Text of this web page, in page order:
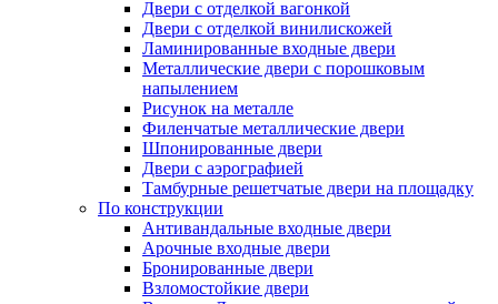
Двери с отделкой вагонкой
Двери с отделкой винилискожей
Ламинированные входные двери
Металлические двери с порошковым
напылением
Рисунок на металле
Филенчатые металлические двери
Шпонированные двери
Двери с аэрографией
Тамбурные решетчатые двери на площадку
По конструкции
Антивандальные входные двери
Арочные входные двери
Бронированные двери
Взломостойкие двери